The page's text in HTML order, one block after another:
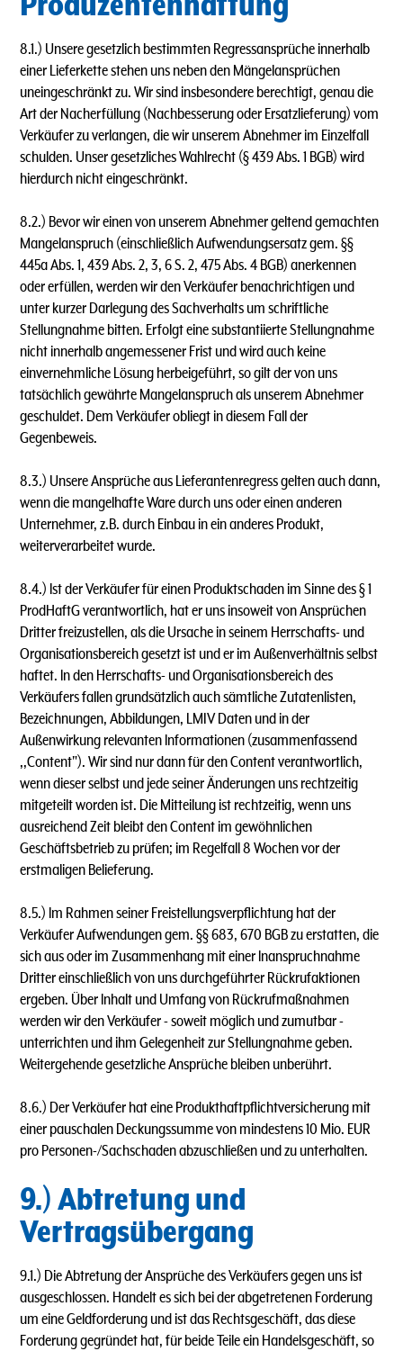
8.1.) Unsere gesetzlich bestimmten Regressansprüche innerhalb
einer Lieferkette stehen uns neben den Mängelansprüchen
uneingeschränkt zu. Wir sind insbesondere berechtigt, genau die
Art der Nacherfüllung (Nachbesserung oder Ersatzlieferung) vom
Verkäufer zu verlangen, die wir unserem Abnehmer im Einzelfall
schulden. Unser gesetzliches Wahlrecht (§ 439 Abs. 1 BGB) wird
hierdurch nicht eingeschränkt.
8.2.) Bevor wir einen von unserem Abnehmer geltend gemachten
Mangelanspruch (einschließlich Aufwendungsersatz gem. §§
445a Abs. 1, 439 Abs. 2, 3, 6 S. 2, 475 Abs. 4 BGB) anerkennen
oder erfüllen, werden wir den Verkäufer benachrichtigen und
unter kurzer Darlegung des Sachverhalts um schriftliche
Stellungnahme bitten. Erfolgt eine substantiierte Stellungnahme
nicht innerhalb angemessener Frist und wird auch keine
einvernehmliche Lösung herbeigeführt, so gilt der von uns
tatsächlich gewährte Mangelanspruch als unserem Abnehmer
geschuldet. Dem Verkäufer obliegt in diesem Fall der
Gegenbeweis.
8.3.) Unsere Ansprüche aus Lieferantenregress gelten auch dann,
wenn die mangelhafte Ware durch uns oder einen anderen
Unternehmer, z.B. durch Einbau in ein anderes Produkt,
weiterverarbeitet wurde.
8.4.) lst der Verkäufer für einen Produktschaden im Sinne des § 1
ProdHaftG verantwortlich, hat er uns insoweit von Ansprüchen
Dritter freizustellen, als die Ursache in seinem Herrschafts- und
Organisationsbereich gesetzt ist und er im Außenverhältnis selbst
haftet. ln den Herrschafts- und Organisationsbereich des
Verkäufers fallen grundsätzlich auch sämtliche Zutatenlisten,
Bezeichnungen, Abbildungen, LMIV Daten und in der
Außenwirkung relevanten lnformationen (zusammenfassend
,,Content"). Wir sind nur dann für den Content verantwortlich,
wenn dieser selbst und jede seiner Änderungen uns rechtzeitig
mitgeteilt worden ist. Die Mitteilung ist rechtzeitig, wenn uns
ausreichend Zeit bleibt den Content im gewöhnlichen
Geschäftsbetrieb zu prüfen; im Regelfall 8 Wochen vor der
erstmaligen Belieferung.
8.5.) lm Rahmen seiner Freistellungsverpflichtung hat der
Verkäufer Aufwendungen gem. §§ 683, 670 BGB zu erstatten, die
sich aus oder im Zusammenhang mit einer lnanspruchnahme
Dritter einschließlich von uns durchgeführter Rückrufaktionen
ergeben. Über lnhalt und Umfang von Rückrufmaßnahmen
werden wir den Verkäufer - soweit möglich und zumutbar -
unterrichten und ihm Gelegenheit zur Stellungnahme geben.
Weitergehende gesetzliche Ansprüche bleiben unberührt.
8.6.) Der Verkäufer hat eine Produkthaftpflichtversicherung mit
einer pauschalen Deckungssumme von mindestens 10 Mio. EUR
pro Personen-/Sachschaden abzuschließen und zu unterhalten.
9.) Abtretung und
Vertragsübergang
9.1.) Die Abtretung der Ansprüche des Verkäufers gegen uns ist
ausgeschlossen. Handelt es sich bei der abgetretenen Forderung
um eine Geldforderung und ist das Rechtsgeschäft, das diese
Forderung gegründet hat, für beide Teile ein Handelsgeschäft, so